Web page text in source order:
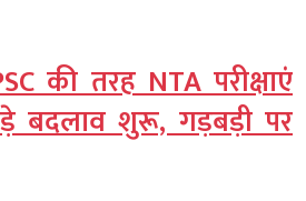
की तरह NTA परीक्षाएं
बदलाव शुरू, गड़बड़ी पर